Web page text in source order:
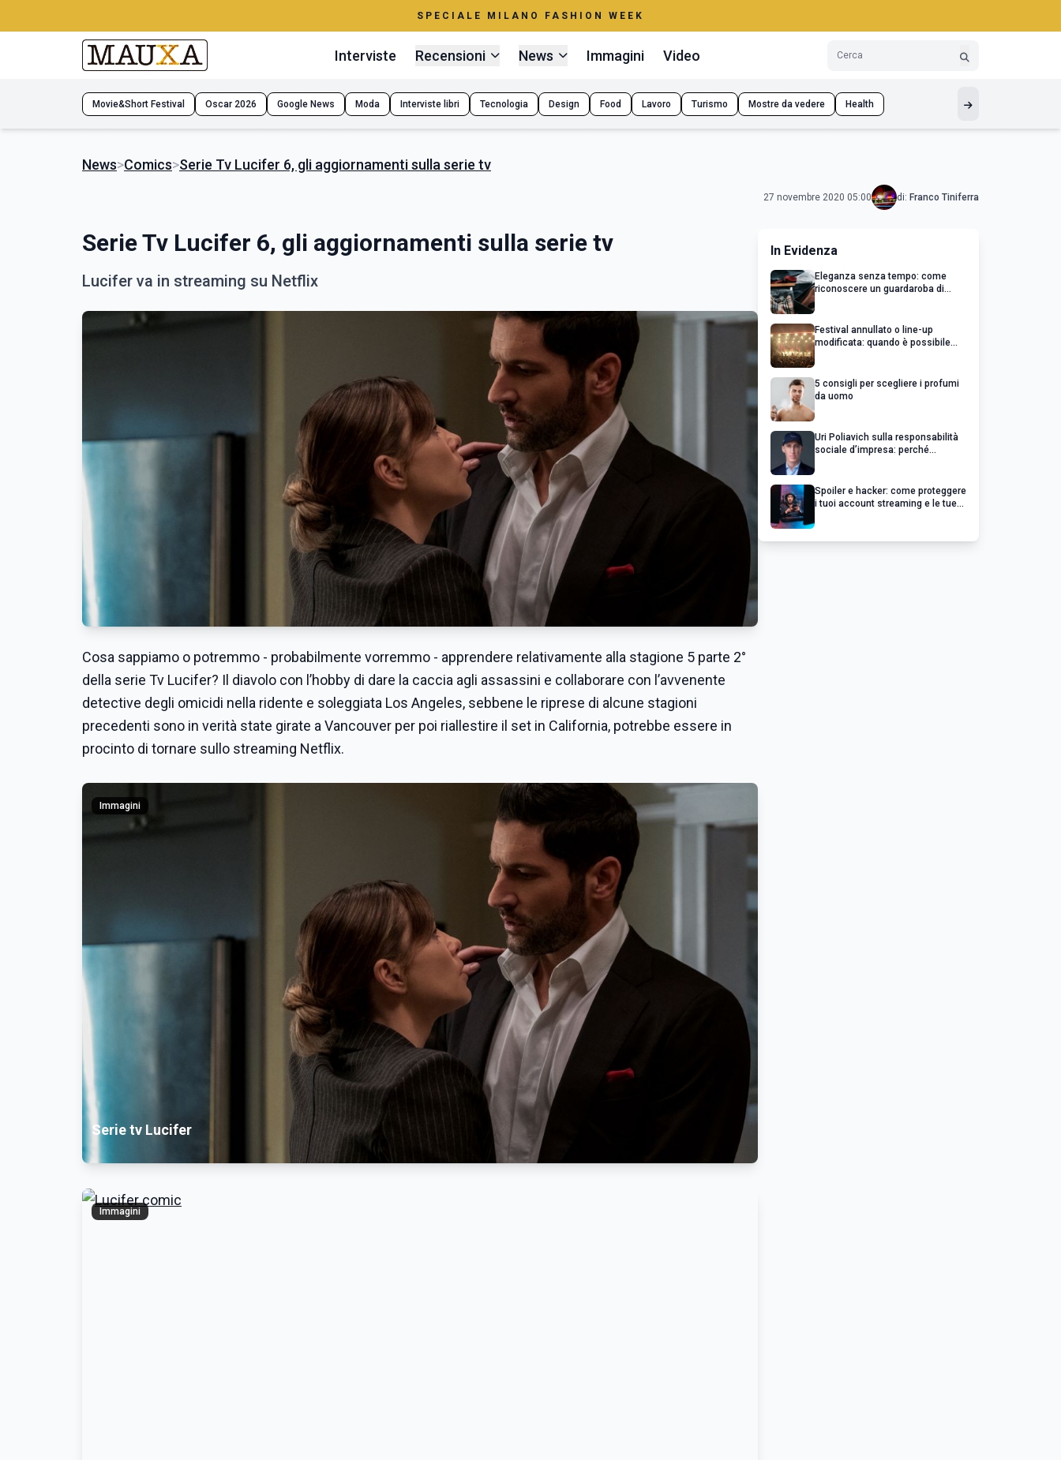
SPECIALE MILANO FASHION WEEK
Interviste Recensioni News Immagini Video
Movie&Short Festival Oscar 2026 Google News Moda Interviste libri Tecnologia Design Food Lavoro Turismo Mostre da vedere Health
News>Comics>Serie Tv Lucifer 6, gli aggiornamenti sulla serie tv
27 novembre 2020 05:00 di: Franco Tiniferra
Serie Tv Lucifer 6, gli aggiornamenti sulla serie tv
Lucifer va in streaming su Netflix
Cosa sappiamo o potremmo - probabilmente vorremmo - apprendere relativamente alla stagione 5 parte 2°
della serie Tv Lucifer? Il diavolo con l’hobby di dare la caccia agli assassini e collaborare con l’avvenente
detective degli omicidi nella ridente e soleggiata Los Angeles, sebbene le riprese di alcune stagioni
precedenti sono in verità state girate a Vancouver per poi riallestire il set in California, potrebbe essere in
procinto di tornare sullo streaming Netflix.
Immagini
Serie tv Lucifer
Immagini
In Evidenza
Eleganza senza tempo: come
riconoscere un guardaroba di
Festival annullato o line-up
modificata: quando è possibile
5 consigli per scegliere i profumi
da uomo
Uri Poliavich sulla responsabilità
sociale d’impresa: perché
Spoiler e hacker: come proteggere
i tuoi account streaming e le tue